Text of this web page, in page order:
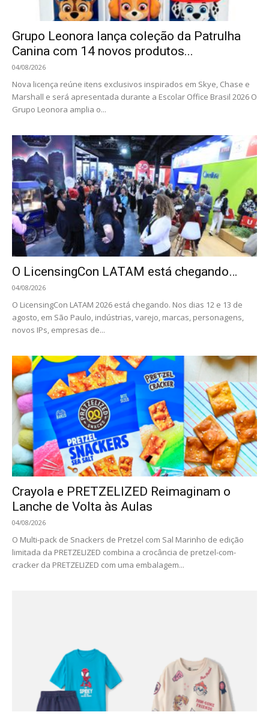
Grupo Leonora lança coleção da Patrulha
Canina com 14 novos produtos...
04/08/2026
Nova licença reúne itens exclusivos inspirados em Skye, Chase e
Marshall e será apresentada durante a Escolar Office Brasil 2026 O
Grupo Leonora amplia o...
O LicensingCon LATAM está chegando…
04/08/2026
O LicensingCon LATAM 2026 está chegando. Nos dias 12 e 13 de
agosto, em São Paulo, indústrias, varejo, marcas, personagens,
novos IPs, empresas de...
Crayola e PRETZELIZED Reimaginam o
Lanche de Volta às Aulas
04/08/2026
O Multi-pack de Snackers de Pretzel com Sal Marinho de edição
limitada da PRETZELIZED combina a crocância de pretzel-com-
cracker da PRETZELIZED com uma embalagem...